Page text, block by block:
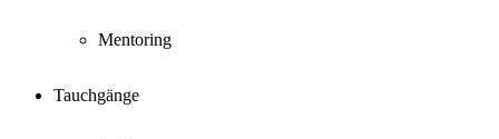
Mentoring
Tauchgänge